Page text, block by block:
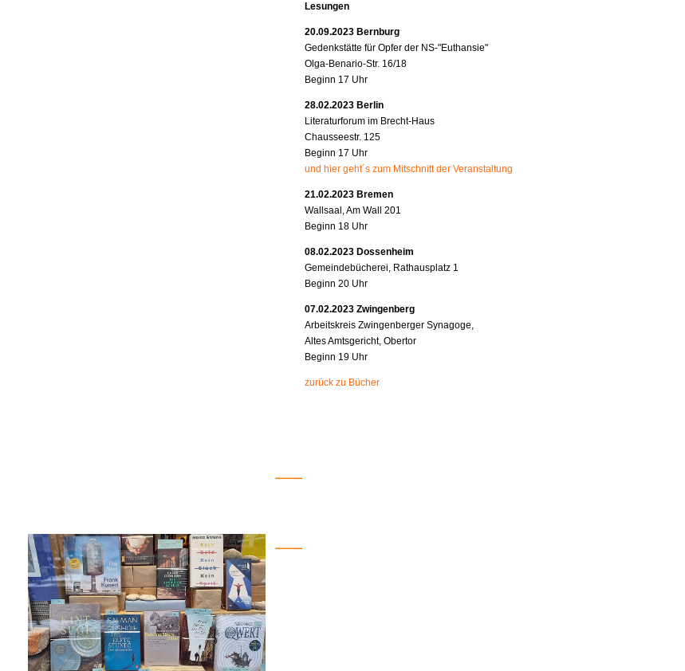
Lesungen
20.09.2023 Bernburg
Gedenkstätte für Opfer der NS-"Euthansie"
Olga-Benario-Str. 16/18
Beginn 17 Uhr
28.02.2023 Berlin
Literaturforum im Brecht-Haus
Chausseestr. 125
Beginn 17 Uhr
und hier geht´s zum Mitschnitt der Veranstaltung
21.02.2023 Bremen
Wallsaal, Am Wall 201
Beginn 18 Uhr
08.02.2023 Dossenheim
Gemeindebücherei, Rathausplatz 1
Beginn 20 Uhr
07.02.2023 Zwingenberg
Arbeitskreis Zwingenberger Synagoge,
Altes Amtsgericht, Obertor
Beginn 19 Uhr
zurück zu Bücher